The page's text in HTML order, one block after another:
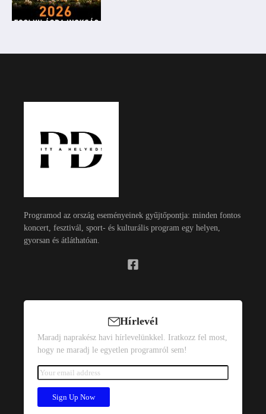
Programod az ország eseményeinek gyűjtőpontja: minden fontos
koncert, fesztivál, sport- és kulturális program egy helyen,
gyorsan és átláthatóan.
Hírlevél
Maradj naprakész havi hírlevelünkkel. Iratkozz fel most,
hogy ne maradj le egyetlen programról sem!